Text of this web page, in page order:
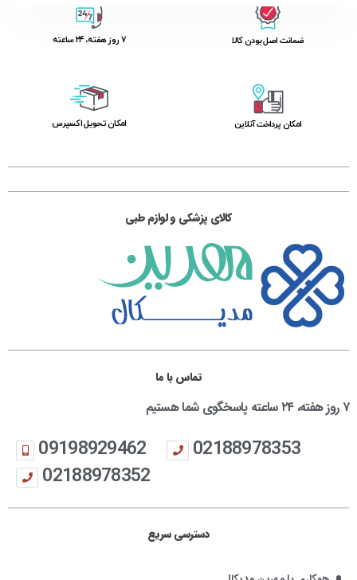
ﺿﻤﺎﻧﺖ اﺻﻞ ﺑﻮدن ﮐﺎﻟﺎ
امکان پرداخت آنلاین
۷ روز ﻫﻔﺘﻪ، ۲۴ ﺳﺎﻋﺘﻪ
اﻣﮑﺎن ﺗﺤﻮﯾﻞ اﮐﺴﭙﺮس
کالای پزشکی و لوازم طبی
تماس با ما
۷ روز هفته، ۲۴ ساعته پاسخگوی شما هستیم
09198929462
02188978353
02188978352
دسترسی سریع